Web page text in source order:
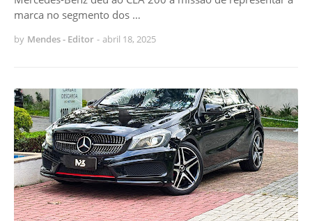
marca no segmento dos …
by Mendes - Editor - abril 18, 2025